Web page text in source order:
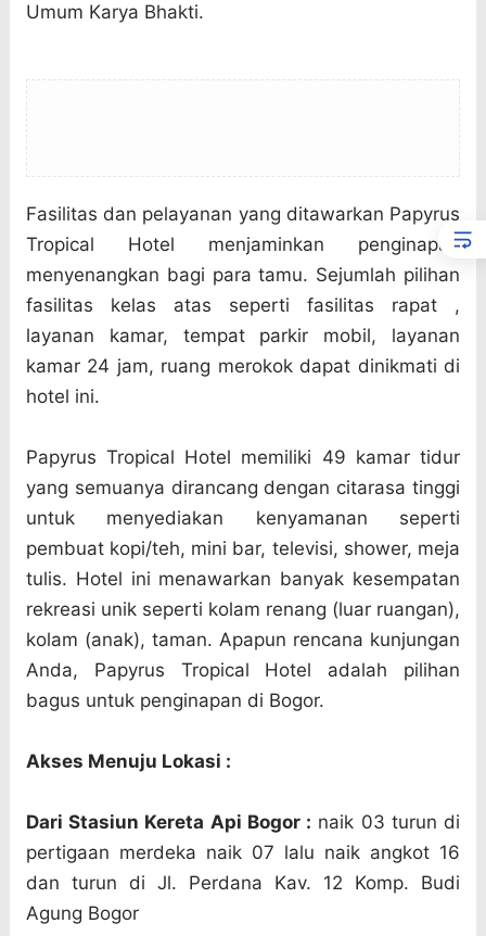
Umum Karya Bhakti.
Fasilitas dan pelayanan yang ditawarkan Papyrus
Tropical Hotel menjaminkan penginapan
menyenangkan bagi para tamu. Sejumlah pilihan
fasilitas kelas atas seperti fasilitas rapat ,
layanan kamar, tempat parkir mobil, layanan
kamar 24 jam, ruang merokok dapat dinikmati di
hotel ini.
Papyrus Tropical Hotel memiliki 49 kamar tidur
yang semuanya dirancang dengan citarasa tinggi
untuk menyediakan kenyamanan seperti
pembuat kopi/teh, mini bar, televisi, shower, meja
tulis. Hotel ini menawarkan banyak kesempatan
rekreasi unik seperti kolam renang (luar ruangan),
kolam (anak), taman. Apapun rencana kunjungan
Anda, Papyrus Tropical Hotel adalah pilihan
bagus untuk penginapan di Bogor.
Akses Menuju Lokasi :
Dari Stasiun Kereta Api Bogor : naik 03 turun di
pertigaan merdeka naik 07 lalu naik angkot 16
dan turun di Jl. Perdana Kav. 12 Komp. Budi
Agung Bogor